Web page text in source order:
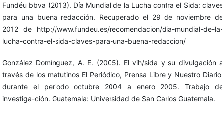
Fundéu bbva (2013). Día Mundial de la Lucha contra el Sida:
para una buena redacción. Recuperado el 29 de noviembre
2012 de http://www.fundeu.es/recomendacion/dia-mundial-de-
lucha-contra-el-sida-claves-para-una-buena-redaccion/
González Domínguez, A. E. (2005). El vih/sida y su divulgación
través de los matutinos El Periódico, Prensa Libre y Nuestro
durante el periodo octubre 2004 a enero 2005. Trabajo
investiga-ción. Guatemala: Universidad de San Carlos Guatemala.